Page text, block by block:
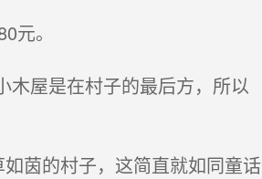
元。
屋是在村子的最后方，所以
茵的村子，这简直就如同童话